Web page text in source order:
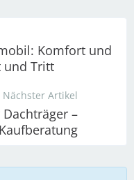
Komfort und
und Tritt
Nächster Artikel
–